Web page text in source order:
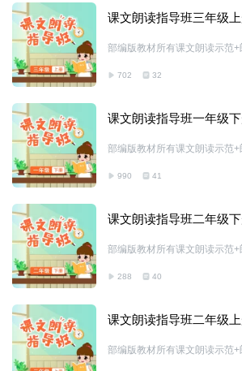
课文朗读指导班三年级
部编版教材所有课文朗读示范
702 32
课文朗读指导班一年级
部编版教材所有课文朗读示范
990 41
课文朗读指导班二年级
部编版教材所有课文朗读示范
288 40
课文朗读指导班二年级
部编版教材所有课文朗读示范